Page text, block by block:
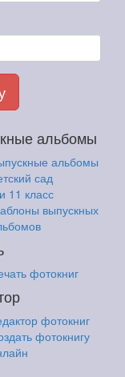
альбомы
альбомы
сад
11 класс
выпускных
фотокниг
фотокниг
фотокнигу